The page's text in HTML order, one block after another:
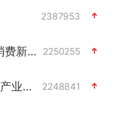
2387953
“电影+”如何激发千亿级消费新活力？ 2250255
全球首个长时储能一体化产业园量产 2248841